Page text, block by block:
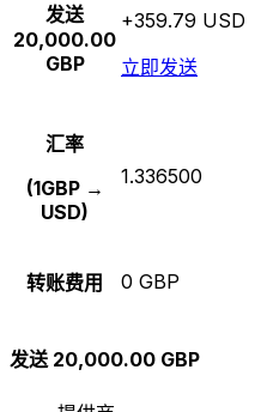
发送
20,000.00
GBP
+359.79 USD
立即发送
汇率
(1GBP →
USD)
1.336500
转账费用 0 GBP
发送 20,000.00 GBP